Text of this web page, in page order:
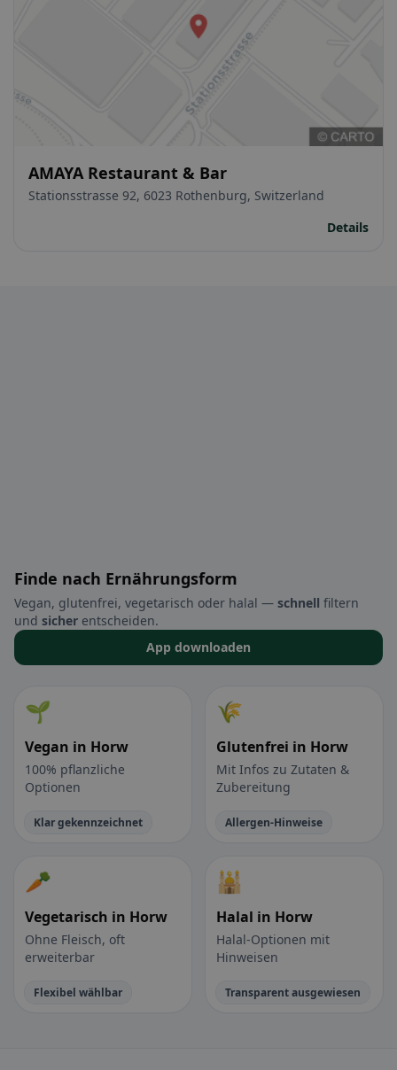
AMAYA Restaurant & Bar
Stationsstrasse 92, 6023 Rothenburg, Switzerland
Details
Finde nach Ernährungsform
Vegan, glutenfrei, vegetarisch oder halal — schnell filtern
und sicher entscheiden.
App downloaden
🌱
Vegan in Horw
100% pflanzliche
Optionen
Klar gekennzeichnet
🌾
Glutenfrei in Horw
Mit Infos zu Zutaten &
Zubereitung
Allergen-Hinweise
🥕
Vegetarisch in Horw
Ohne Fleisch, oft
erweiterbar
Flexibel wählbar
🕌
Halal in Horw
Halal-Optionen mit
Hinweisen
Transparent ausgewiesen